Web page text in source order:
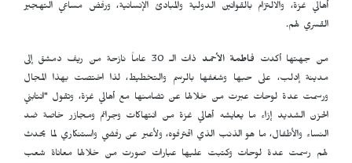
أهالي غزة، والالتزام بالقوانين الدولية والمبادئ الإنسانية، ورفض مساعي التهجير
القسري لهم.
من جهتها أكدت فاطمة الأحمد
ذات الـ 30 عاماً نازحة من ريف دمشق إلى
مدينة إدلب، على حبها وشغفها بالرسم والتخطيط، لذا اختصت بهذا المجال
ورسمت عدة لوحات عبرت من خلالها عن تضامنها مع أهالي غزة، وتقول "انتابني
الحزن الشديد إزاء ما يعايشه أهالي غزة من انتهاكات وجرائم ومجازر خاصة ضد
النساء والأطفال، ما هو الذنب الذي اقترفوه، ولأعبر عن رفضي واستنكاري لما يحدث
لهم رسمت عدة لوحات وكتبت عليها عبارات صورت من خلالها معاناة شعب